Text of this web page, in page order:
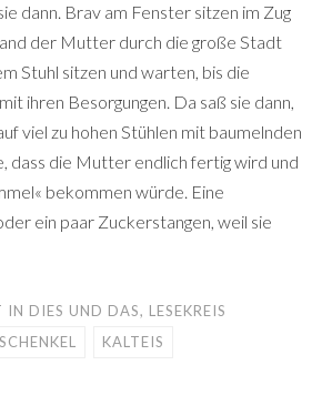
dann. Brav am Fenster sitzen im Zug
der Mutter durch die große Stadt
Stuhl sitzen und warten, bis die
ihren Besorgungen. Da saß sie dann,
viel zu hohen Stühlen mit baumelnden
dass die Mutter endlich fertig wird und
bekommen würde. Eine
ein paar Zuckerstangen, weil sie
IN DIES UND DAS, LESEKREIS
KALTEIS